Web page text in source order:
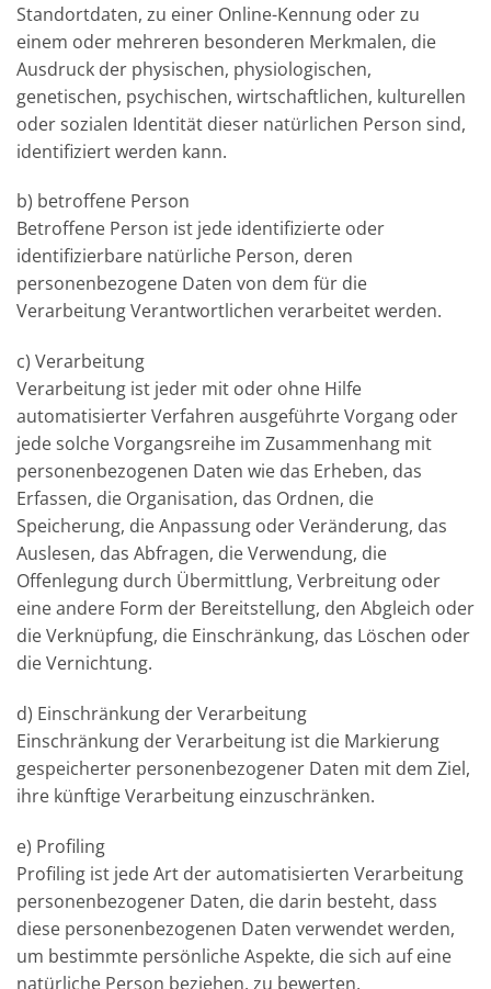
Standortdaten, zu einer Online-Kennung oder zu
einem oder mehreren besonderen Merkmalen, die
Ausdruck der physischen, physiologischen,
genetischen, psychischen, wirtschaftlichen, kulturellen
oder sozialen Identität dieser natürlichen Person sind,
identifiziert werden kann.
b) betroffene Person
Betroffene Person ist jede identifizierte oder
identifizierbare natürliche Person, deren
personenbezogene Daten von dem für die
Verarbeitung Verantwortlichen verarbeitet werden.
c) Verarbeitung
Verarbeitung ist jeder mit oder ohne Hilfe
automatisierter Verfahren ausgeführte Vorgang oder
jede solche Vorgangsreihe im Zusammenhang mit
personenbezogenen Daten wie das Erheben, das
Erfassen, die Organisation, das Ordnen, die
Speicherung, die Anpassung oder Veränderung, das
Auslesen, das Abfragen, die Verwendung, die
Offenlegung durch Übermittlung, Verbreitung oder
eine andere Form der Bereitstellung, den Abgleich oder
die Verknüpfung, die Einschränkung, das Löschen oder
die Vernichtung.
d) Einschränkung der Verarbeitung
Einschränkung der Verarbeitung ist die Markierung
gespeicherter personenbezogener Daten mit dem Ziel,
ihre künftige Verarbeitung einzuschränken.
e) Profiling
Profiling ist jede Art der automatisierten Verarbeitung
personenbezogener Daten, die darin besteht, dass
diese personenbezogenen Daten verwendet werden,
um bestimmte persönliche Aspekte, die sich auf eine
natürliche Person beziehen, zu bewerten,